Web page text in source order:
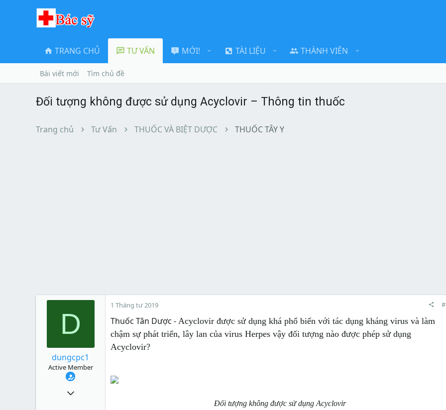
TRANG CHỦ TƯ VẤN MỚI! TÀI LIỆU THÀNH VIÊN
Bài viết mới Tìm chủ đề
Đối tượng không được sử dụng Acyclovir – Thông tin thuốc
Trang chủ Tư Vấn THUỐC VÀ BIỆT DƯỢC THUỐC TÂY Y
D
dungcpc1
Active Member
1 Tháng tư 2019
Thuốc Tân Dược - Acyclovir được sử dụng khá phổ biến với tác dụng kháng virus và làm
chậm sự phát triển, lây lan của virus Herpes vậy đối tượng nào được phép sử dụng
Acyclovir?
Đối tượng không được sử dụng Acyclovir